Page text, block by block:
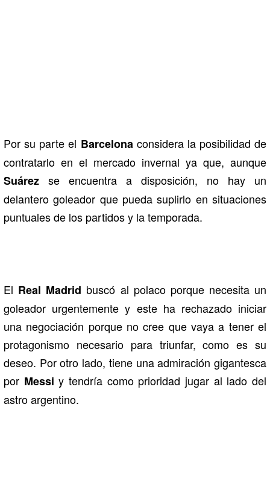
Por su parte el Barcelona considera la posibilidad de
contratarlo en el mercado invernal ya que, aunque
Suárez se encuentra a disposición, no hay un
delantero goleador que pueda suplirlo en situaciones
puntuales de los partidos y la temporada.
El Real Madrid buscó al polaco porque necesita un
goleador urgentemente y este ha rechazado iniciar
una negociación porque no cree que vaya a tener el
protagonismo necesario para triunfar, como es su
deseo. Por otro lado, tiene una admiración gigantesca
por Messi y tendría como prioridad jugar al lado del
astro argentino.